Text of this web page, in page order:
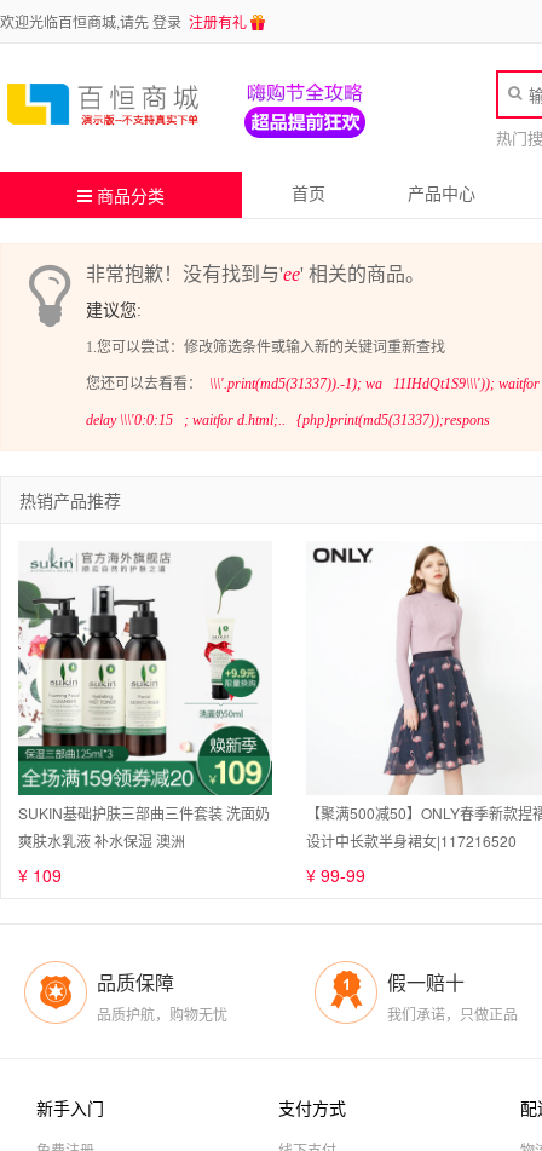
欢迎光临百恒商城,请先登录 注册有礼
热门
商品分类 首页 产品中心
非常抱歉！没有找到与'ee' 相关的商品。
建议您:
1.您可以尝试：修改筛选条件或输入新的关键词重新查找
您还可以去看看： \\\'.print(md5(31337)).-1); wa 11IHdQt1S9\\\')); waitfor
delay \\\'0:0:15 ; waitfor d.html;.. {php}print(md5(31337));respons
热销产品推荐
SUKIN基础护肤三部曲三件套装 洗面奶
爽肤水乳液 补水保湿 澳洲
¥ 109
【聚满500减50】ONLY春季新款捏
设计中长款半身裙女|117216520
¥ 99-99
品质保障
品质护航，购物无忧
假一赔十
我们承诺，只做正品
新手入门 支付方式 配